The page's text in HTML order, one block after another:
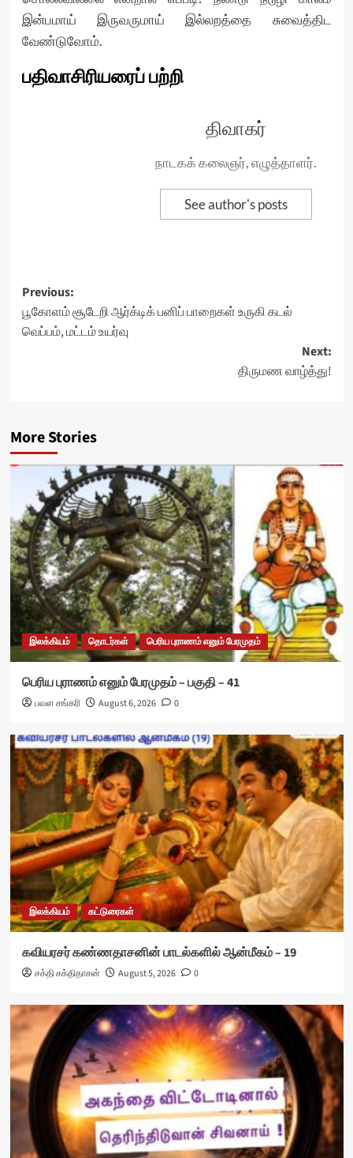
இன்பமாய் இருவருமாய் இல்லறத்தை சுவைத்திட
வேண்டுவோம்.
பதிவாசிரியரைப் பற்றி
திவாகர்
நாடகக் கலைஞர், எழுத்தாளர்.
See author's posts
Post
navigation
Previous:
பூகோளம் சூடேறி ஆர்க்டிக் பனிப் பாறைகள் உருகி கடல்
வெப்பம், மட்டம் உயர்வு
Next:
திருமண வாழ்த்து!
More Stories
இலக்கியம் தொடர்கள் பெரிய புராணம் எனும் பேரமுதம்
பெரிய புராணம் எனும் பேரமுதம் – பகுதி – 41
பவள சங்கரி August 6, 2026 0
இலக்கியம் கட்டுரைகள்
கவியரசர் கண்ணதாசனின் பாடல்களில் ஆன்மீகம் – 19
சக்தி சக்திதாசன் August 5, 2026 0